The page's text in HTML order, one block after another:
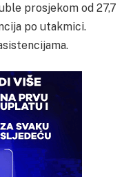
prosjekom od 27,7
po utakmici.